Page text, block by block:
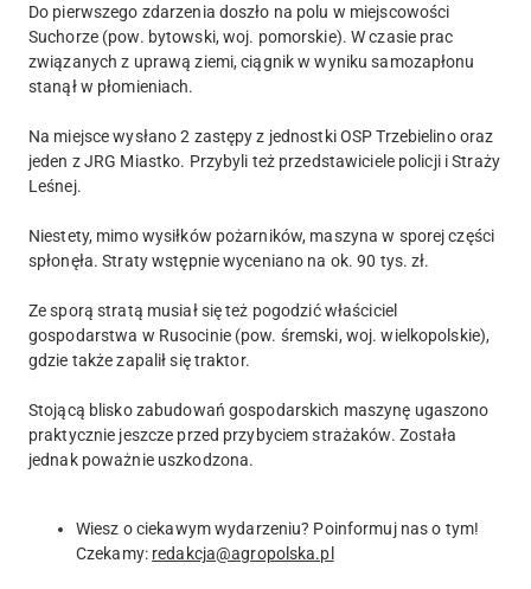
Do pierwszego zdarzenia doszło na polu w miejscowości
Suchorze (pow. bytowski, woj. pomorskie). W czasie prac
związanych z uprawą ziemi, ciągnik w wyniku samozapłonu
stanął w płomieniach.
Na miejsce wysłano 2 zastępy z jednostki OSP Trzebielino oraz
jeden z JRG Miastko. Przybyli też przedstawiciele policji i Straży
Leśnej.
Niestety, mimo wysiłków pożarników, maszyna w sporej części
spłonęła. Straty wstępnie wyceniano na ok. 90 tys. zł.
Ze sporą stratą musiał się też pogodzić właściciel
gospodarstwa w Rusocinie (pow. śremski, woj. wielkopolskie),
gdzie także zapalił się traktor.
Stojącą blisko zabudowań gospodarskich maszynę ugaszono
praktycznie jeszcze przed przybyciem strażaków. Została
jednak poważnie uszkodzona.
Wiesz o ciekawym wydarzeniu? Poinformuj nas o tym!
Czekamy: redakcja@agropolska.pl